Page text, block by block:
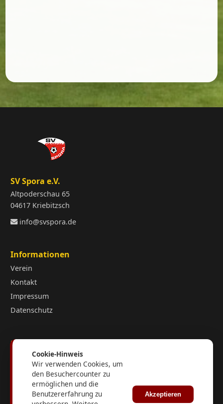
SV Spora e.V.
Altpoderschau 65
04617 Kriebitzsch
info@svspora.de
Informationen
Verein
Kontakt
Impressum
Datenschutz
Kurzlinks
fussball.de
FuPa.net
Fußballverband Sachsen-Anhalt
KFV Burgenland
Cookie-Hinweis
Wir verwenden Cookies, um
den Besuchercounter zu
ermöglichen und die
Benutzererfahrung zu
Akzeptieren